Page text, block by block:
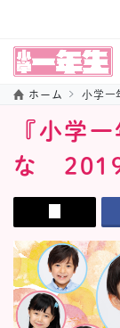
ホーム 小学一
『小学
な